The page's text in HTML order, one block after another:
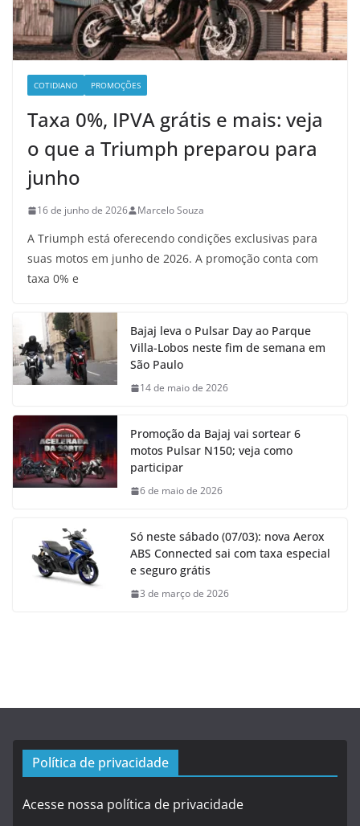
COTIDIANO PROMOÇÕES
Taxa 0%, IPVA grátis e mais: veja
o que a Triumph preparou para
junho
16 de junho de 2026 Marcelo Souza
A Triumph está oferecendo condições exclusivas para
suas motos em junho de 2026. A promoção conta com
taxa 0% e
Bajaj leva o Pulsar Day ao Parque
Villa-Lobos neste fim de semana em
São Paulo
14 de maio de 2026
Promoção da Bajaj vai sortear 6
motos Pulsar N150; veja como
participar
6 de maio de 2026
Só neste sábado (07/03): nova Aerox
ABS Connected sai com taxa especial
e seguro grátis
3 de março de 2026
Política de privacidade
Acesse nossa política de privacidade